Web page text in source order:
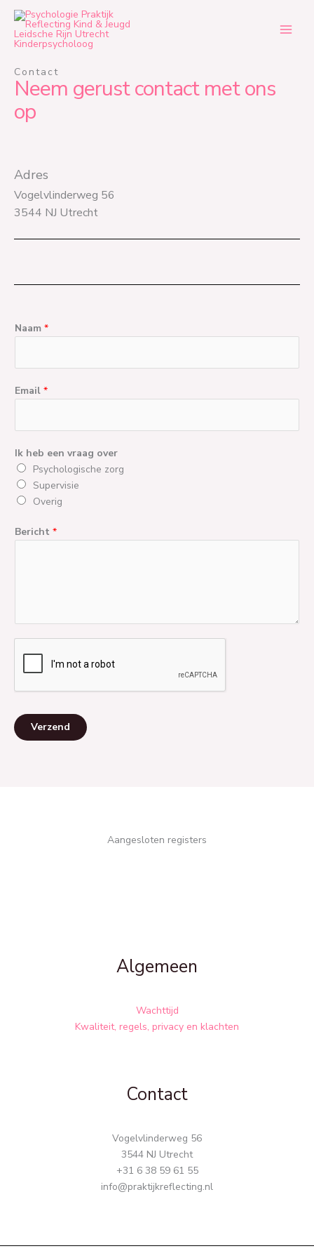
naar
Contact
Neem gerust contact met ons
op
Adres
Vogelvlinderweg 56
3544 NJ Utrecht
Naam *
Email *
Ik heb een vraag over
Psychologische zorg
Supervisie
Overig
Bericht *
Verzend
Aangesloten registers
Algemeen
Wachttijd
Kwaliteit, regels, privacy en klachten
Contact
Vogelvlinderweg 56
3544 NJ Utrecht
+31 6 38 59 61 55
info@praktijkreflecting.nl